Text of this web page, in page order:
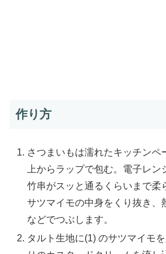
作り方
さつまいもは濡れたキッチンペ
上からラップで包む。電子レン
竹串がスッと通るくらいまで柔
サツマイモの中身をくり抜き、
などでつぶします。
タルト生地に(1) のサツマイモ